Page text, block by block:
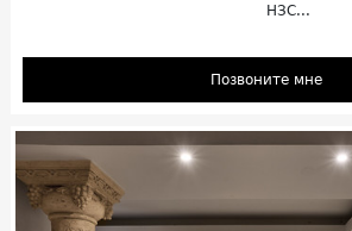
НЗС...
Позвоните мне